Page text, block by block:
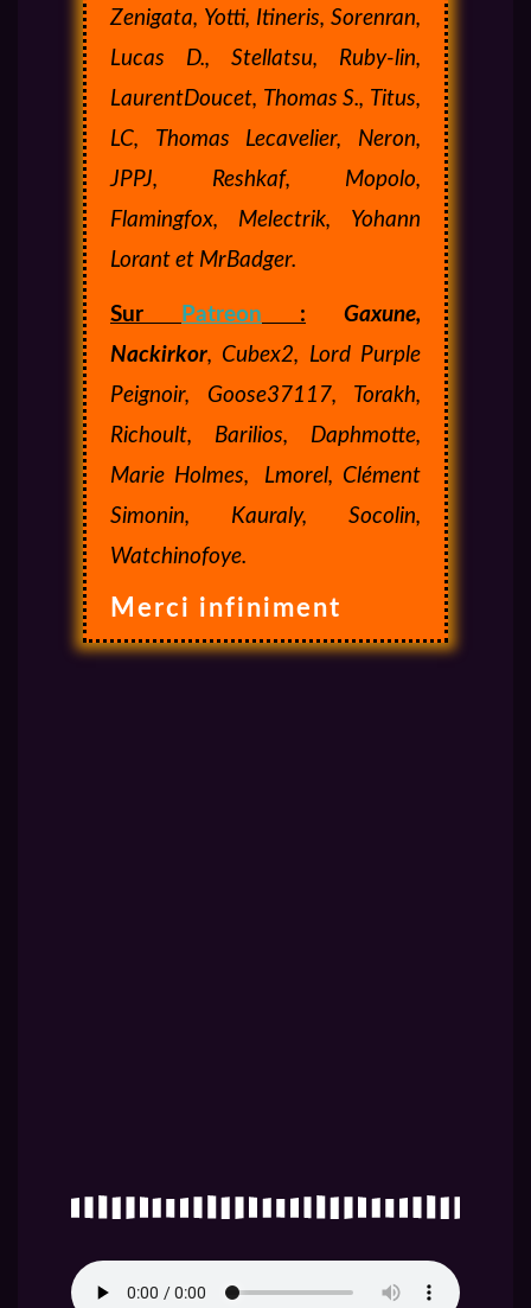
Zenigata, Yotti, Itineris, Sorenran,
Lucas D., Stellatsu, Ruby-lin,
LaurentDoucet, Thomas S., Titus,
LC, Thomas Lecavelier, Neron,
JPPJ, Reshkaf, Mopolo,
Flamingfox, Melectrik, Yohann
Lorant et MrBadger.
Sur Patreon :
Gaxune,
Nackirkor, Cubex2, Lord Purple
Peignoir, Goose37117, Torakh,
Richoult, Barilios, Daphmotte,
Marie Holmes,
Lmorel, Clément
Simonin, Kauraly, Socolin,
Watchinofoye.
Merci infiniment